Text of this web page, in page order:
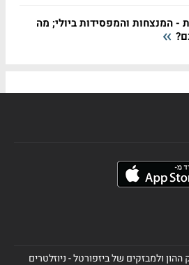
- המנצחות והמפסידות ביולי; מה
ולמבזקים של ביזפורטל - ניוזלטרים